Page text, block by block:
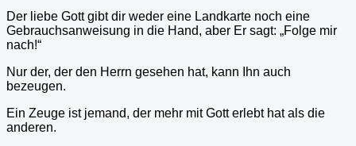
Der liebe Gott gibt dir weder eine Landkarte noch eine
Gebrauchsanweisung in die Hand, aber Er sagt: „Folge mir
nach!“
Nur der, der den Herrn gesehen hat, kann Ihn auch
bezeugen.
Ein Zeuge ist jemand, der mehr mit Gott erlebt hat als die
anderen.